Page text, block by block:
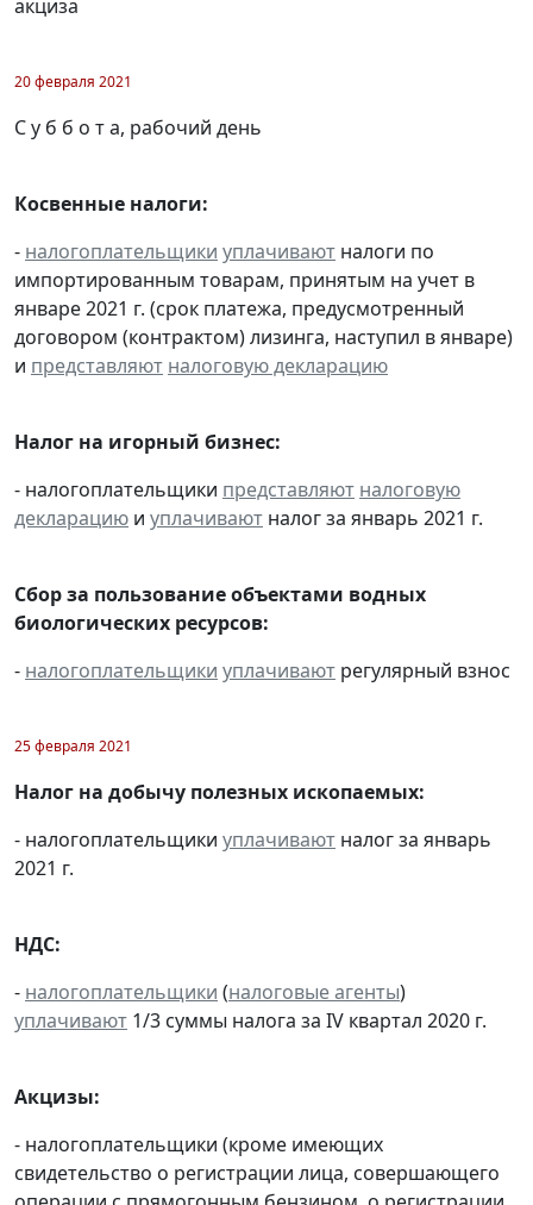
акциза
20 февраля 2021
С у б б о т а, рабочий день
Косвенные налоги:
- налогоплательщики уплачивают налоги по
импортированным товарам, принятым на учет в
январе 2021 г. (срок платежа, предусмотренный
договором (контрактом) лизинга, наступил в январе)
и представляют налоговую декларацию
Налог на игорный бизнес:
- налогоплательщики представляют налоговую
декларацию и уплачивают налог за январь 2021 г.
Сбор за пользование объектами водных
биологических ресурсов:
- налогоплательщики уплачивают регулярный взнос
25 февраля 2021
Налог на добычу полезных ископаемых:
- налогоплательщики уплачивают налог за январь
2021 г.
НДС:
- налогоплательщики (налоговые агенты)
уплачивают 1/3 суммы налога за IV квартал 2020 г.
Акцизы:
- налогоплательщики (кроме имеющих
свидетельство о регистрации лица, совершающего